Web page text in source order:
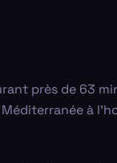
près de 63
à